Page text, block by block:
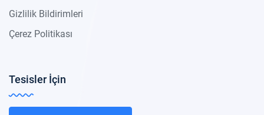
Gizlilik Bildirimleri
Çerez Politikası
Tesisler İçin